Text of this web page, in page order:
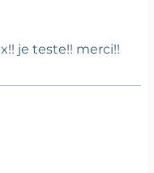
je teste!! merci!!